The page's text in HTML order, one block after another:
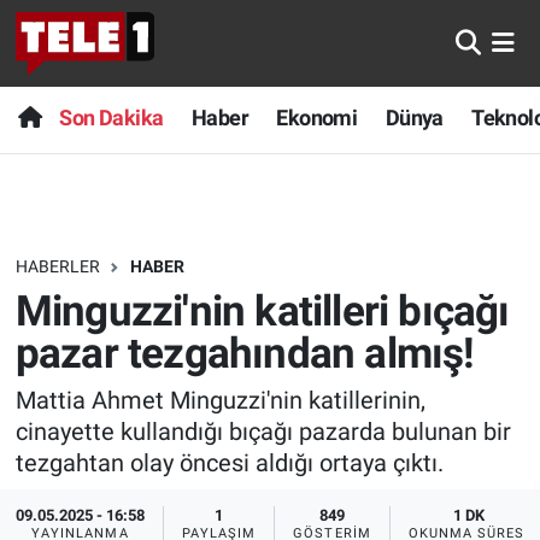
Son Dakika Haber Ekonomi Dünya
HABERLER HABER
Minguzzi'nin katilleri bıçağı
pazar tezgahından almış!
Mattia Ahmet Minguzzi'nin katillerinin,
cinayette kullandığı bıçağı pazarda bulunan bir
tezgahtan olay öncesi aldığı ortaya çıktı.
09.05.2025 - 16:58
YAYINLANMA
1
PAYLAŞIM
849
GÖSTERIM
1 DK
OKUNMA SÜRESI
Anında Manşet
Başka Sohbetler
Bilim turu
Bilim ve Teknoloji Evreni
Doğa Konuşuyor
Dünya
Ege Saati
Son Dakika
Haber
Dünya
Teknoloji
Sağlık
Spor
Yayın Akışı
Nöbetçi Eczaneler
Hava Durumu
Trafik Durumu
Süper Lig Puan Durumu ve Fikstür
Tüm Manşetler
Son Dakika Haberleri
Haber Arşivi